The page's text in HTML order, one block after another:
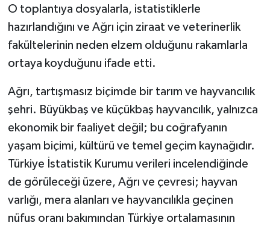
O toplantıya dosyalarla, istatistiklerle
hazırlandığını ve Ağrı için ziraat ve veterinerlik
fakültelerinin neden elzem olduğunu rakamlarla
ortaya koyduğunu ifade etti.
Ağrı, tartışmasız biçimde bir tarım ve hayvancılık
şehri. Büyükbaş ve küçükbaş hayvancılık, yalnızca
ekonomik bir faaliyet değil; bu coğrafyanın
yaşam biçimi, kültürü ve temel geçim kaynağıdır.
Türkiye İstatistik Kurumu verileri incelendiğinde
de görüleceği üzere, Ağrı ve çevresi; hayvan
varlığı, mera alanları ve hayvancılıkla geçinen
nüfus oranı bakımından Türkiye ortalamasının